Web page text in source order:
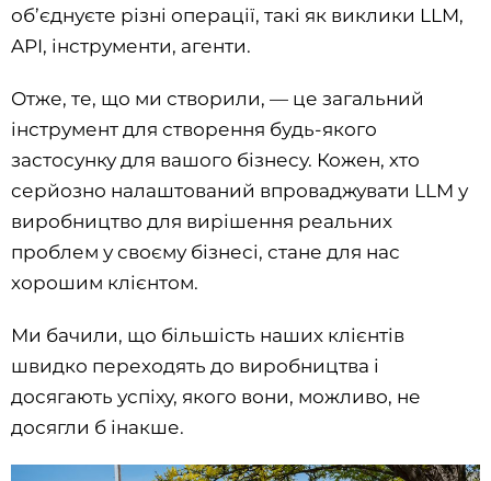
об’єднуєте різні операції, такі як виклики LLM,
API, інструменти, агенти.
Отже, те, що ми створили, — це загальний
інструмент для створення будь-якого
застосунку для вашого бізнесу. Кожен, хто
серйозно налаштований впроваджувати LLM у
виробництво для вирішення реальних
проблем у своєму бізнесі, стане для нас
хорошим клієнтом.
Ми бачили, що більшість наших клієнтів
швидко переходять до виробництва і
досягають успіху, якого вони, можливо, не
досягли б інакше.